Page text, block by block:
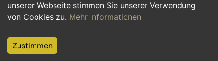
unserer Webseite stimmen Sie unserer Verwendung
von Cookies zu. Mehr Informationen
Zustimmen
Hilfskräfte, Aushilfs- und Nebenjobs
Weiterbildung, Studium, duale Ausbildung